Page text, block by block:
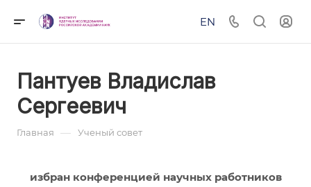
EN
Пантуев Владислав
Сергеевич
Главная — Ученый совет
избран конференцией научных работников